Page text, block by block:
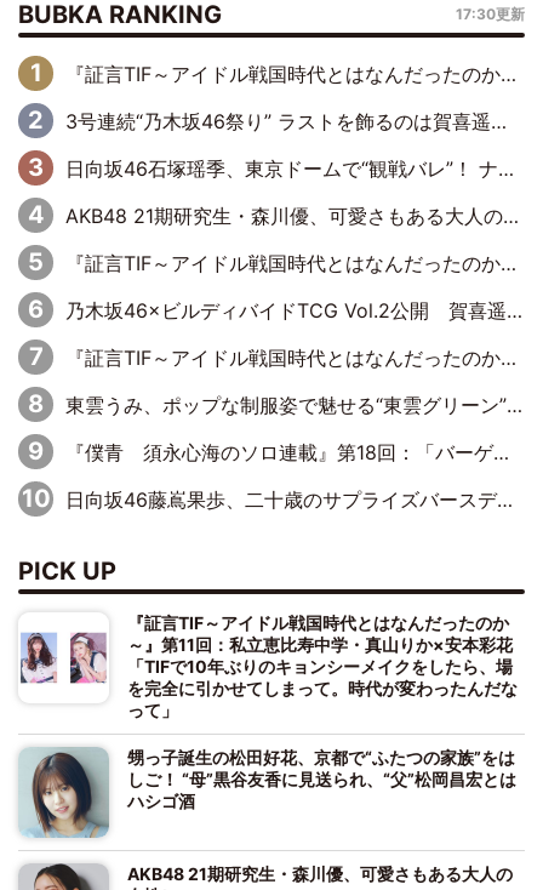
BUBKA RANKING 17:30更新
『証言TIF～アイドル戦国時代とはなんだったのか～』第6回：でんぱ組.inc・古川未鈴×相沢梨紗「『ハロプロやりたかったな』って言ったら、夢眠ねむさんに『てめえはでんぱ組．incなんだよ！』って肩パンされて(笑)」
3号連続“乃木坂46祭り” ラストを飾るのは賀喜遥香…5年ぶりの登場に「5年分大人になった私を見ていただけたら」
日向坂46石塚瑶季、東京ドームで“観戦バレ”！ ナイツ・塙も認めた「巨人に詳しすぎるアイドル」は元VENUSスクール生で杉内コーチ推し⁉
AKB48 21期研究生・森川優、可愛さもある大人の女性に
『証言TIF～アイドル戦国時代とはなんだったのか～』第10回：さくら学院・武藤彩未×飯田らうら「正直、中3で辞めるというのを信じてなくて。そう言われてはいたけど、嘘でしょって」
乃木坂46×ビルディバイドTCG Vol.2公開 賀喜遥香＆田村真佑が『京まふ』ステージに登壇
『証言TIF～アイドル戦国時代とはなんだったのか～』第8回：Negicco・Nao☆×Megu×Kaede「東京からオファーが来たのと、梨の皮剥きとどっちが大事なんだって」
東雲うみ、ポップな制服姿で魅せる“東雲グリーン”の正体
『僕青 須永心海のソロ連載』第18回：「バーゲンセールハンターみうな inしまむら」編
日向坂46藤嶌果歩、二十歳のサプライズバースデーに大喜び「頼られる先輩になれるように努力していきたい」
PICK UP
『証言TIF～アイドル戦国時代とはなんだったのか
～』第11回：私立恵比寿中学・真山りか×安本彩花
「TIFで10年ぶりのキョンシーメイクをしたら、場
を完全に引かせてしまって。時代が変わったんだな
って」
甥っ子誕生の松田好花、京都で“ふたつの家族”をは
しご！ “母”黒谷友香に見送られ、“父”松岡昌宏とは
ハシゴ酒
AKB48 21期研究生・森川優、可愛さもある大人の